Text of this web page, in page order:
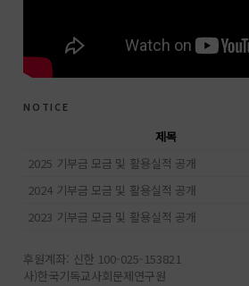
notice
제목
2025 기부금 모금 및 활용실적 공개
2024 기부금 모금 및 활용실적 공개
2023 기부금 모금 및 활용실적 공개
후원계좌: 신한 100-025-153821
사)한국기독교사회문제연구원